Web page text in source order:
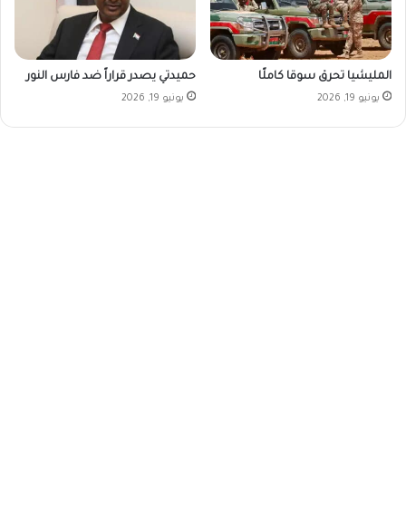
المليشيا تحرق سوقا كاملًا
يونيو 19, 2026
حميدتي يصدر قراراً ضد فارس النور
يونيو 19, 2026